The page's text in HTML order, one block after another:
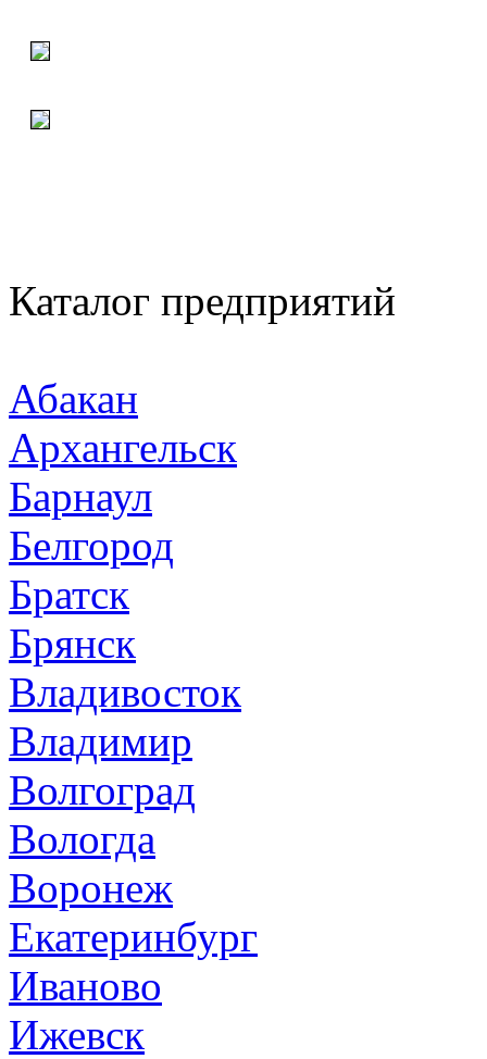
Каталог предприятий
Абакан
Архангельск
Барнаул
Белгород
Братск
Брянск
Владивосток
Владимир
Волгоград
Вологда
Воронеж
Екатеринбург
Иваново
Ижевск